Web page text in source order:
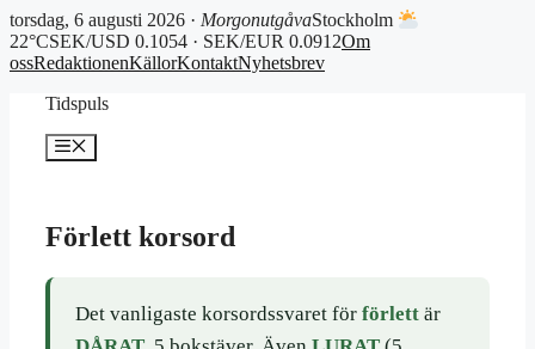
torsdag, 6 augusti 2026 · MorgonutgåvaStockholm
22°CSEK/USD 0.1054 · SEK/EUR 0.0912Om
ossRedaktionenKällorKontaktNyhetsbrev
Tidspuls
Meny
Förlett korsord
Det vanligaste korsordssvaret för förlettär